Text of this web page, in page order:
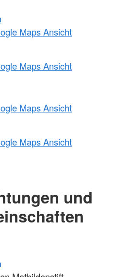
Maps Ansicht
Maps Ansicht
Maps Ansicht
Maps Ansicht
und